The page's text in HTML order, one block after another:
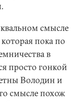
смысле
пока по
в
просто гонкой
Володин и
смысле похож